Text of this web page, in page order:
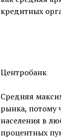
кредитных
Центробанк
Средняя
рынка, потому
населения в
процентных